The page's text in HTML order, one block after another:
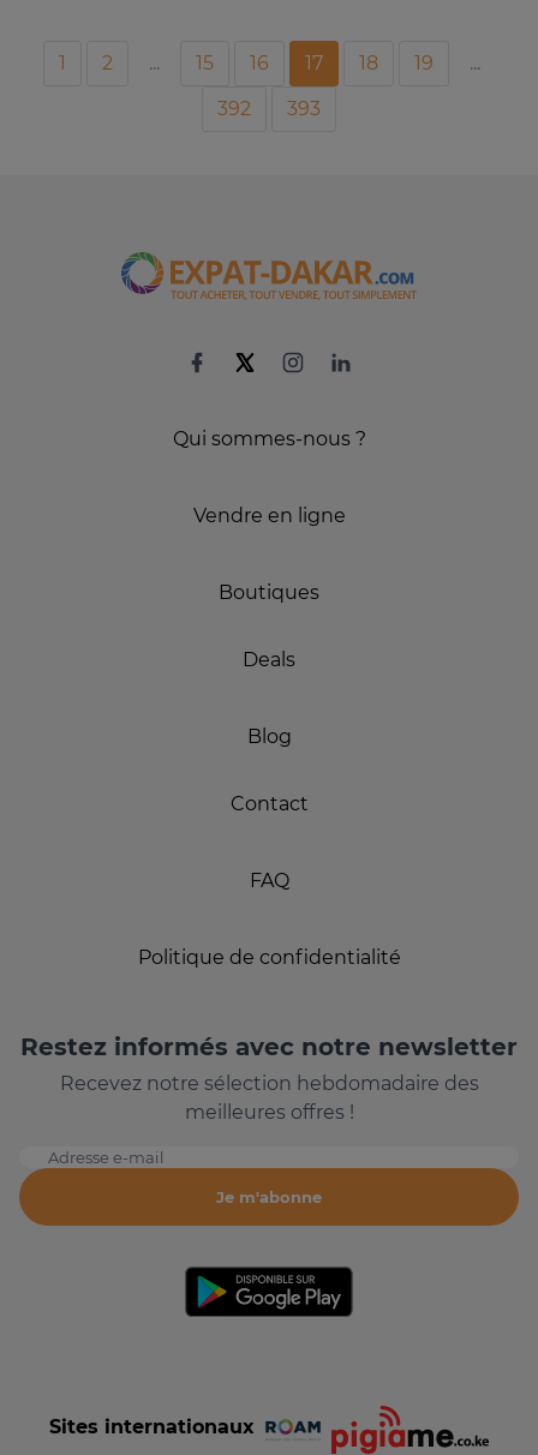
1 2 ... 15 16 17 18 19
...
392
393
Qui sommes-nous ?
Vendre en ligne
Boutiques
Deals
Blog
Contact
FAQ
Politique de confidentialité
Restez informés avec notre newsletter
Recevez notre sélection hebdomadaire des
meilleures offres !
Adresse e-mail
Je m'abonne
Sites internationaux